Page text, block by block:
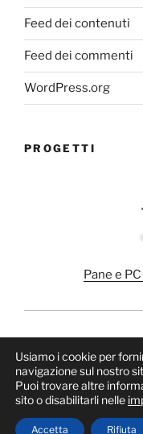
Feed dei contenuti
Feed dei commenti
WordPress.org
PROGETTI
Pane e
Proudly powered by
Usiamo i cookie per
navigazione sul nostro
Puoi trovare altre
sito o disabilitarli nelle
Accetta Rifiuta